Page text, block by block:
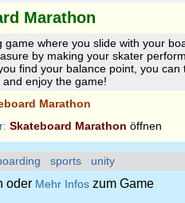
Marathon
where you slide with your
by making your skater
find your balance point, you can
enjoy the game!
Marathon
Skateboard Marathon öffnen
sports unity
oder Mehr Infos zum Game